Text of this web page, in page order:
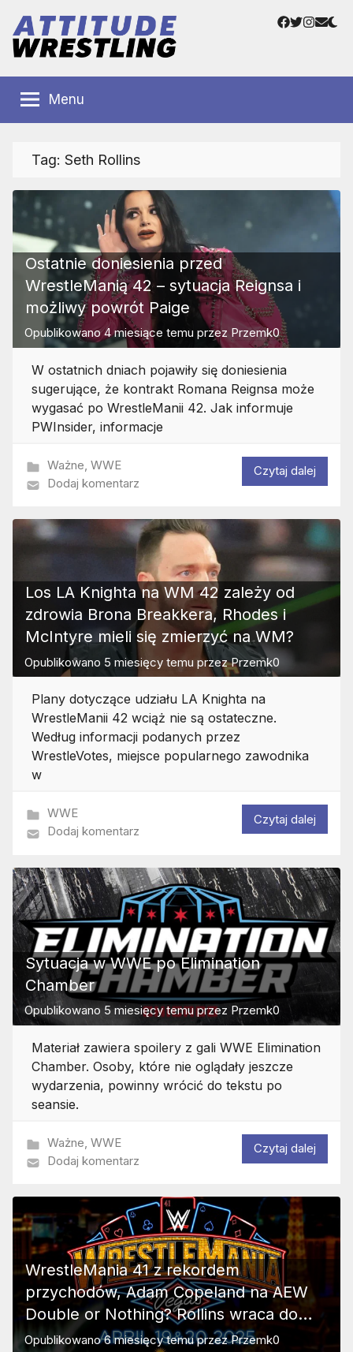
treści
Wrestling
Polska
Wrestlingu
Facebook
Twitter
Menu
Tag: Seth Rollins
Ostatnie doniesienia przed
WrestleManią 42 – sytuacja Reignsa i
możliwy powrót Paige
Opublikowano4 miesiące temu przez Przemk0
W ostatnich dniach pojawiły się doniesienia
sugerujące, że kontrakt Romana Reignsa może
wygasać po WrestleManii 42. Jak informuje
PWInsider, informacje
Ważne WWE
Dodaj komentarz
Czytaj dalej
Los LA Knighta na WM 42 zależy od
zdrowia Brona Breakkera, Rhodes i
McIntyre mieli się zmierzyć na WM?
Opublikowano 5 miesięcy temu przezPrzemk0
Plany dotyczące udziału LA Knighta na
WrestleManii 42 wciąż nie są ostateczne.
Według informacji podanych przez
WrestleVotes, miejsce popularnego zawodnika
w
WWE
Dodaj komentarz
Czytaj dalej
Sytuacja w WWE po Elimination
Chamber
Opublikowano 5 miesięcy temuprzez Przemk0
Materiał zawiera spoilery z gali WWE Elimination
Chamber. Osoby, które nie oglądały jeszcze
wydarzenia, powinny wrócić do tekstu po
seansie.
Ważne WWE
Dodaj komentarz
Czytaj dalej
WrestleMania 41 z rekordem
przychodów, Adam Copeland na AEW
Double or Nothing? Rollins wraca do
treningów
Opublikowano6 miesięcy temuprzezPrzemk0